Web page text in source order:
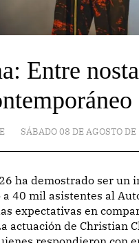
Entre
SÁBADO 08 DE AGOSTO
40 mil asistentes al
expectativas en
actuación de Christian